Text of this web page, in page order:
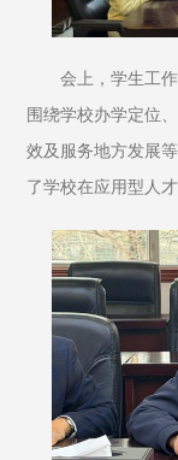
会上，学生工
围绕学校办学定位
效及服务地方发展
了学校在应用型人